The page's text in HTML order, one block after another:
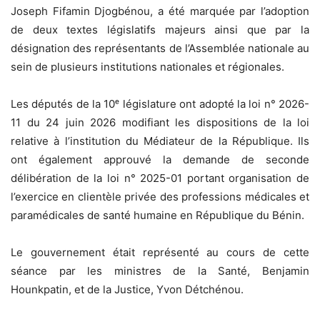
Joseph Fifamin Djogbénou, a été marquée par l’adoption
de deux textes législatifs majeurs ainsi que par la
désignation des représentants de l’Assemblée nationale au
sein de plusieurs institutions nationales et régionales.
Les députés de la 10ᵉ législature ont adopté la loi n° 2026-
11 du 24 juin 2026 modifiant les dispositions de la loi
relative à l’institution du Médiateur de la République. Ils
ont également approuvé la demande de seconde
délibération de la loi n° 2025-01 portant organisation de
l’exercice en clientèle privée des professions médicales et
paramédicales de santé humaine en République du Bénin.
Le gouvernement était représenté au cours de cette
séance par les ministres de la Santé, Benjamin
Hounkpatin, et de la Justice, Yvon Détchénou.